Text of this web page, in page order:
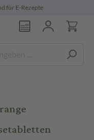
für E-Rezepte